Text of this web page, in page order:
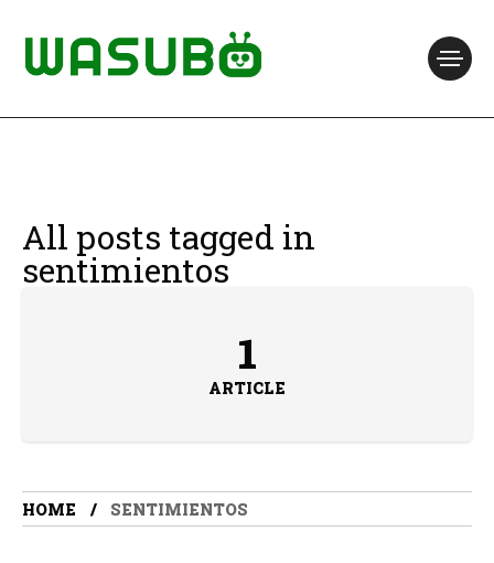
All posts tagged in
sentimientos
1
ARTICLE
HOME SENTIMIENTOS